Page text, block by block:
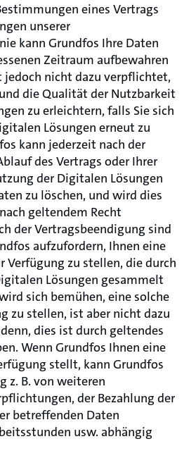
eines Vertrags
unserer
kann Grundfos Ihre Daten
Zeitraum aufbewahren
jedoch nicht dazu verpflichtet,
die Qualität der Nutzbarkeit
zu erleichtern, falls Sie sich
Lösungen erneut zu
kann jederzeit nach der
des Vertrags oder Ihrer
der Digitalen Lösungen
zu löschen, und wird dies
geltendem Recht
der Vertragsbeendigung sind
aufzufordern, Ihnen eine
Verfügung zu stellen, die durch
Lösungen gesammelt
sich bemühen, eine solche
zu stellen, ist aber nicht dazu
dies ist durch geltendes
Wenn Grundfos Ihnen eine
stellt, kann Grundfos
z. B. von weiteren
der Bezahlung der
betreffenden Daten
usw. abhängig